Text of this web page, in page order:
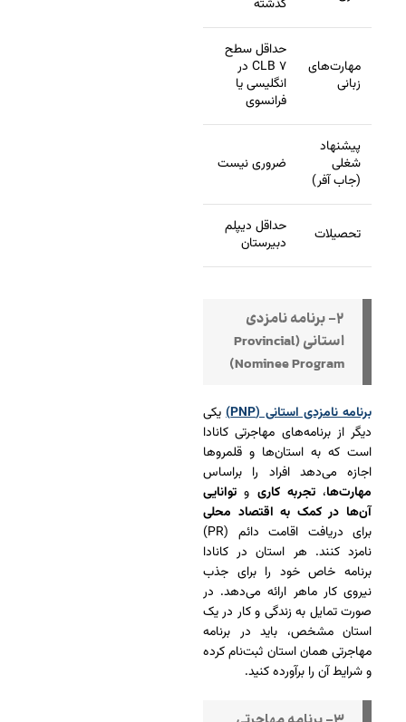
گذشته
مهارت‌های
زبانی
حداقل سطح
CLB ۷ در
انگلیسی یا
فرانسوی
پیشنهاد
شغلی
(جاب آفر)
ضروری نیست
تحصیلات
حداقل دیپلم
دبیرستان
۲- برنامه نامزدی
استانی (Provincial
Nominee Program)
برنامه نامزدی استانی (PNP)
یکی
دیگر از برنامه‌های مهاجرتی کانادا
است که به استان‌ها و قلمروها
اجازه می‌دهد افراد را براساس
مهارت‌ها،تجربه کاری و توانایی
آن‌ها در کمک به اقتصاد محلی
برای دریافت اقامت دائم (PR)
نامزد کنند. هر استان در کانادا
برنامه خاص خود را برای جذب
نیروی کار ماهر ارائه می‌دهد. در
صورت تمایل به زندگی و کار در یک
استان مشخص، باید در برنامه
مهاجرتی همان استان ثبت‌نام کرده
و شرایط آن را برآورده کنید.